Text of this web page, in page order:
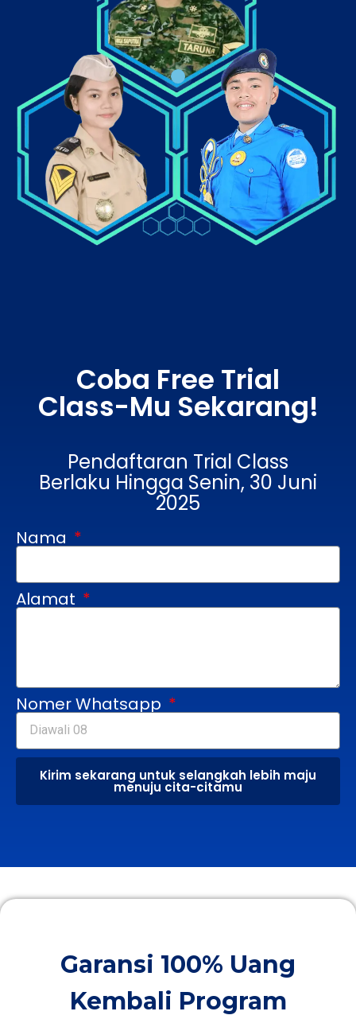
Coba Free Trial
Class-Mu Sekarang!
Pendaftaran Trial Class
Berlaku Hingga Senin, 30 Juni
2025
Nama
Alamat
Nomer Whatsapp
Kirim sekarang untuk selangkah lebih maju
menuju cita-citamu
Garansi 100% Uang
Kembali Program